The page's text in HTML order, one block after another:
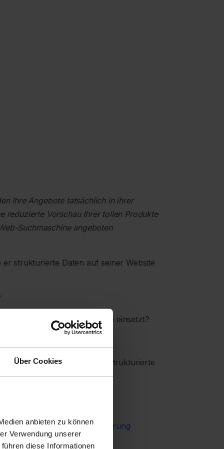
Über Cookies
anbieten zu können
Verwendung unserer
diese Informationen
Ihre Angebote tatsächlich in ihrer
reduzierte Vorschau Ihrer tollen Produkte
Suchmaschine angeboten
strukturierte Daten auf seiner Website
Daten am effektivsten einsetzt?
ich tief in das Thema strukturierte
Sie nach der Implementierung